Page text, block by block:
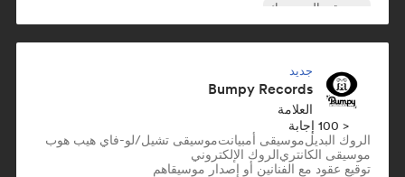
موسيقى البوب روك
جديد
Bumpy Records
العلامة
< 100 إجابة
الروك البديلموسيقى أمبيانتموسيقى تشيل/لو-فاي هيب هوب
موسيقى الكانتريالروك الإلكتروني
توقيع عقود مع الفنانين أو إصدار موسيقاهم